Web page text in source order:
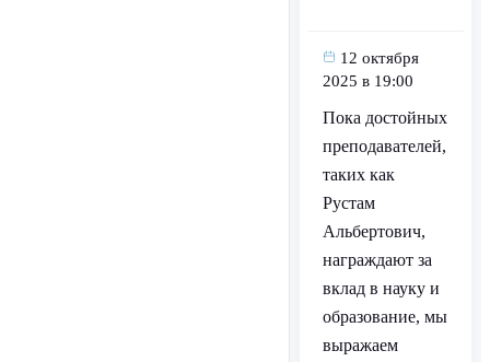
12 октября
2025 в 19:00
Пока достойных
преподавателей,
таких как
Рустам
Альбертович,
награждают за
вклад в науку и
образование, мы
выражаем